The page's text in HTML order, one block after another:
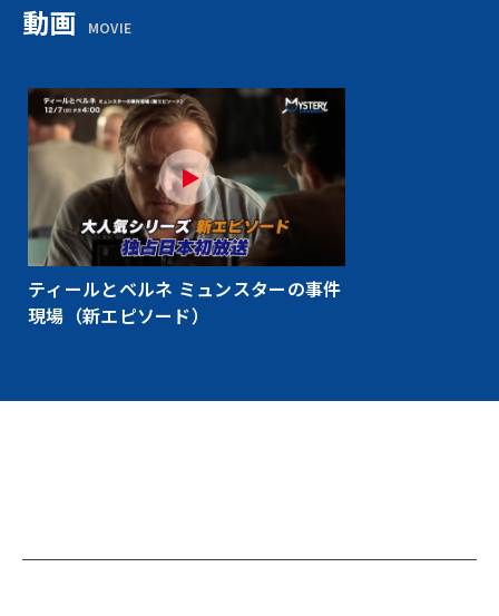
動画 MOVIE
ティールとベルネ ミュンスターの事件
現場（新エピソード）